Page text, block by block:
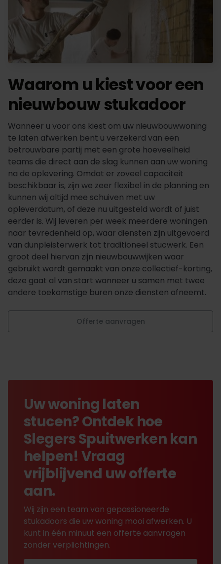
Waarom u kiest voor een
nieuwbouw stukadoor
Wanneer u voor ons kiest om uw nieuwbouwwoning
te laten afwerken bent u verzekerd van een
betrouwbare partij met een grote hoeveelheid
teams die direct aan de slag kunnen aan uw woning
na de oplevering. Omdat er zoveel capaciteit
beschikbaar is, zijn we zeer flexibel in de planning en
kunnen wij altijd mee schuiven met uw
opleverdatum, of deze nu uitgesteld wordt of juist
eerder is. Wij leveren per week meerdere woningen
naar tevredenheid op, waar diensten zijn uitgevoerd
van dunpleisterwerk tot traditioneel stucwerk. Een
groot deel hiervan zijn nieuwbouwwijken waar
gebruikt wordt gemaakt van onze collectief-korting,
deze gaat al van start wanneer u samen met twee
andere toekomstige buren onze diensten afneemt.
Offerte aanvragen
Uw woning laten
stucen? Ontdek hoe
Slegers Spuitwerken kan
helpen! Vraag
vrijblijvend uw offerte
aan.
Wij zijn een team van gepassioneerde
stukadoors die uw woning mooi afwerken. U
kunt in één minuut een offerte aanvragen
zonder verplichtingen.